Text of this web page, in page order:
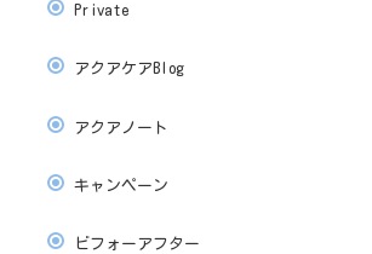
Private
アクアケアBlog
アクアノート
キャンペーン
ビフォーアフター